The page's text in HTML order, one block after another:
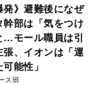
発》避難後になぜ
幹部は「気をつけ
…モール職員は引
張、イオンは「運
能性」
ス班